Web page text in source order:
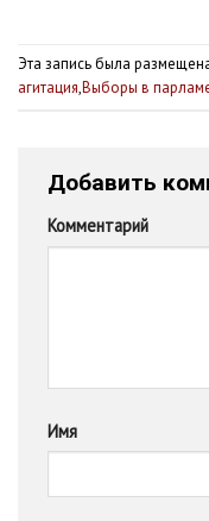
Эта запись была
агитация,Выборы в
Добавить
Комментарий
Имя